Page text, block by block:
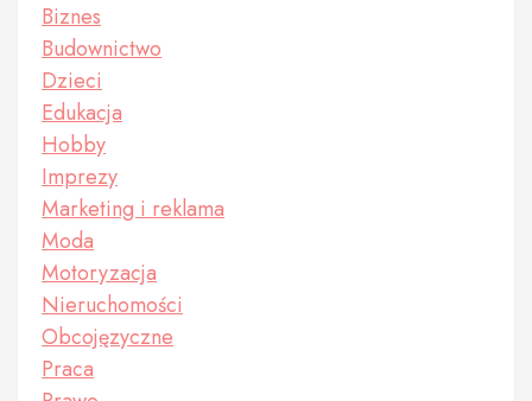
Biznes
Budownictwo
Dzieci
Edukacja
Hobby
Imprezy
Marketing i reklama
Moda
Motoryzacja
Nieruchomości
Obcojęzyczne
Praca